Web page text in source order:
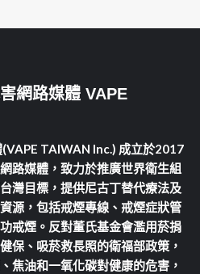
網路媒體 VAPE
TAIWAN Inc.) 成立於2017
路媒體，致力於推廣世界衛生組
灣目標，提供尼古丁替代療法及
源，包括戒煙專線、戒煙症狀管
戒煙。反對董氏基金會濫用菸捐
保、吸菸救長照的衛福部政策，
焦油和一氧化碳對健康的危害，